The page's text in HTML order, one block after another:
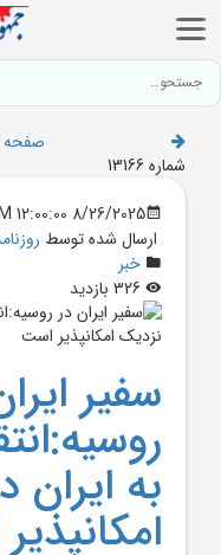
صفحه 9
شماره 13166
8/26/2025 12:00:00 AM
ارسال شده توسط
خبر
سفير
به ايران